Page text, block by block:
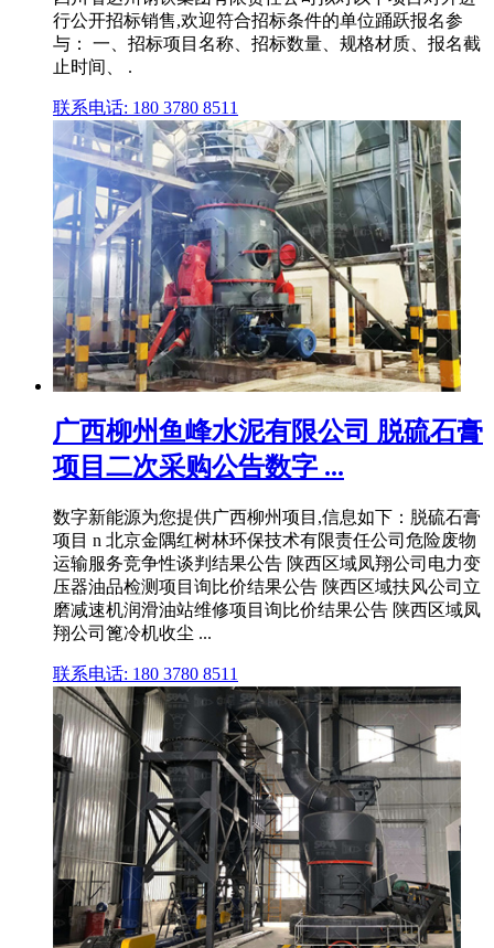
行公开招标销售,欢迎符合招标条件的单位踊跃报名参
与： 一、招标项目名称、招标数量、规格材质、报名截
止时间、 .
联系电话: 180 3780 8511
广西柳州鱼峰水泥有限公司 脱硫石膏
项目二次采购公告数字 ...
数字新能源为您提供广西柳州项目,信息如下：脱硫石膏
项目 n 北京金隅红树林环保技术有限责任公司危险废物
运输服务竞争性谈判结果公告 陕西区域凤翔公司电力变
压器油品检测项目询比价结果公告 陕西区域扶风公司立
磨减速机润滑油站维修项目询比价结果公告 陕西区域凤
翔公司篦冷机收尘 ...
联系电话: 180 3780 8511